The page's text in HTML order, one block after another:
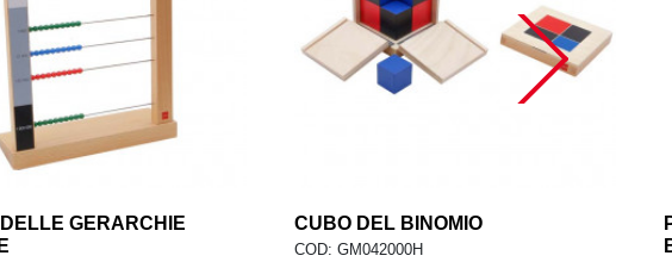
AL CARRELLOadd
GERARCHIE
AGGIUNGI AL CARRELLO
CUBO DEL BINOMIO
COD: GM042000H